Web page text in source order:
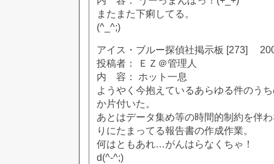
またまた下痢してる。
(^_^;)
アイス・ブルー探偵社掲示板 [273]
投稿者： ＥＺ＠管理人
内 容： ホット一息
ようやく今抱えているあらゆる件のう
か片付いた。
あとはデータ集め等の時間的制約を伴
りにたまってる報告書の作成作業。
何はともあれ…がんはらなくちゃ！
d(^-^;)